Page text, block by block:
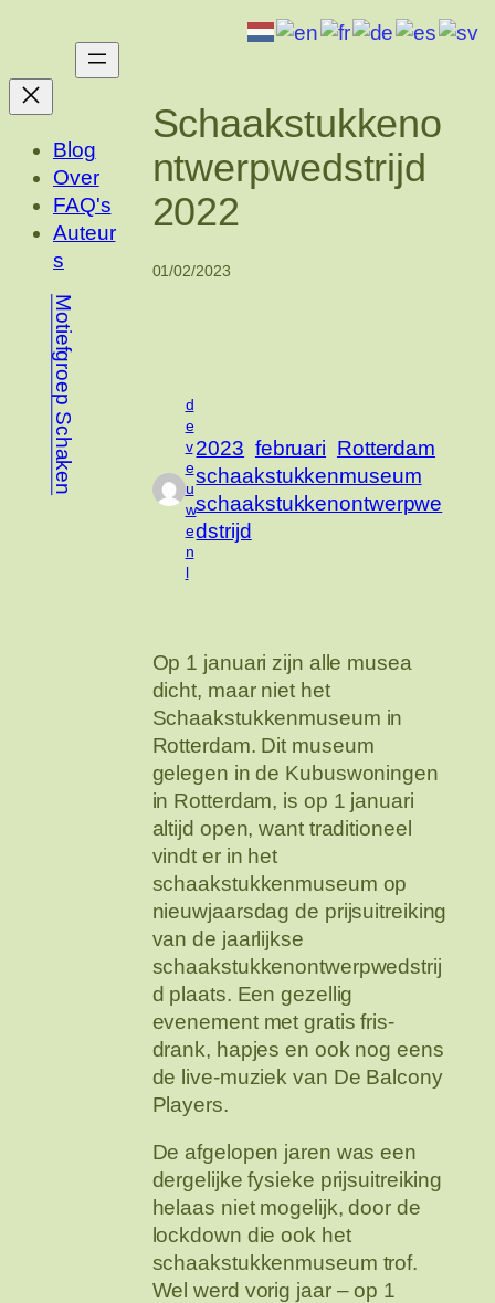
de
inhoud
Blog
Over
FAQ's
Auteur
s
Motiefgroep Schaken
Schaakstukkeno
ntwerpwedstrijd
2022
01/02/2023
d
e
v
e
u
w
e
n
l
2023 februari Rotterdam
schaakstukkenmuseum
schaakstukkenontwerpwe
dstrijd
Op 1 januari zijn alle musea
dicht, maar niet het
Schaakstukkenmuseum in
Rotterdam. Dit museum
gelegen in de Kubuswoningen
in Rotterdam, is op 1 januari
altijd open, want traditioneel
vindt er in het
schaakstukkenmuseum op
nieuwjaarsdag de prijsuitreiking
van de jaarlijkse
schaakstukkenontwerpwedstrij
d plaats. Een gezellig
evenement met gratis fris-
drank, hapjes en ook nog eens
de live-muziek van De Balcony
Players.
De afgelopen jaren was een
dergelijke fysieke prijsuitreiking
helaas niet mogelijk, door de
lockdown die ook het
schaakstukkenmuseum trof.
Wel werd vorig jaar – op 1